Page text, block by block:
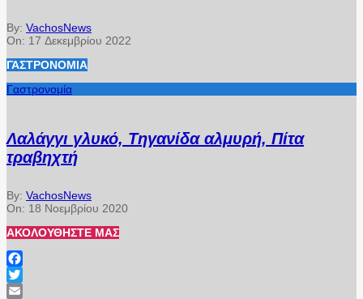
By: VachosNews
On: 17 Δεκεμβρίου 2022
ΓΑΣΤΡΟΝΟΜΊΑ
Γαστρονομία
Λαλάγγι γλυκό, Τηγανίδα αλμυρή, Πίτα
τραβηχτή
By: VachosNews
On: 18 Νοεμβρίου 2020
ΑΚΟΛΟΥΘΉΣΤΕ ΜΑΣ
Facebook
Twitter